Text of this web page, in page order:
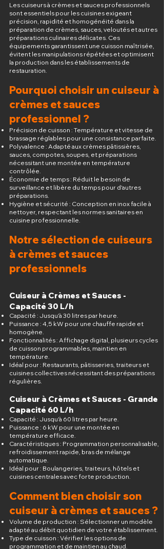
Les cuiseurs à crèmes et sauces professionnels
sont essentiels pour les cuisines exigeant
précision, rapidité et homogénéité dans la
préparation de crèmes, sauces, veloutés et autres
préparations culinaires délicates. Ces
équipements garantissent une cuisson maîtrisée,
évitent les manipulations répétées et optimisent
la production dans les établissements de
restauration.
Pourquoi choisir un cuiseur à
crèmes et sauces
professionnel ?
Précision de cuisson : Température et vitesse de
brassage réglables pour une consistance parfaite.
Polyvalence : Adapté aux crèmes pâtissières,
sauces, compotes, soupes, et préparations
nécessitant une montée en température
contrôlée.
Économie de temps : Réduit le besoin de
surveillance et libère du temps pour d'autres
préparations.
Hygiène et sécurité : Conception en inox facile à
nettoyer, respectant les normes sanitaires en
cuisine professionnelle.
Notre sélection de cuiseurs
à crèmes et sauces
professionnels
Cuiseur à Crèmes et Sauces -
Capacité 30 L/h
Capacité : Jusqu'à 30 litres par heure.
Puissance : 4,5 kW pour une chauffe rapide et
homogène.
Fonctionnalités : Affichage digital, plusieurs cycles
de cuisson programmables, maintien en
température.
Idéal pour : Restaurants, pâtisseries, traiteurs et
cuisines collectives nécessitant des préparations
régulières.
Cuiseur à Crèmes et Sauces - Grande
Capacité 60 L/h
Capacité : Jusqu'à 60 litres par heure.
Puissance : 6 kW pour une montée en
température efficace.
Caractéristiques : Programmation personnalisable,
refroidissement rapide, bras de mélange
automatique.
Idéal pour : Boulangeries, traiteurs, hôtels et
cuisines centrales avec forte production.
Comment bien choisir son
cuiseur à crèmes et sauces ?
Volume de production : Sélectionner un modèle
adapté au débit quotidien de votre établissement.
Type de cuisson : Vérifier les options de
programmation et de maintien au chaud.